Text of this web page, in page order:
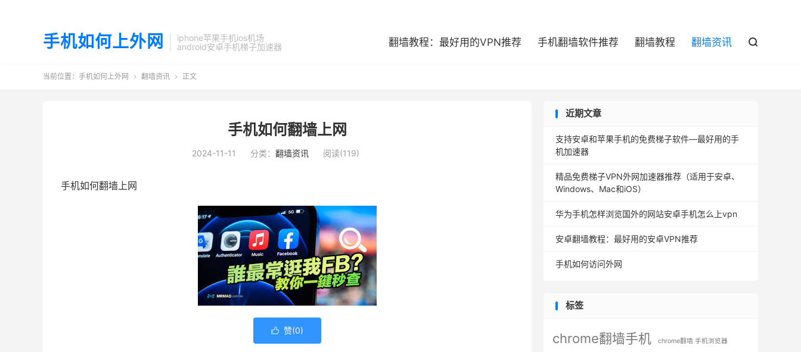
手机如何上外网
iphone苹果手机ios机场
android安卓手机梯子加速器
翻墙教程：最好用的VPN推荐 手机翻墙软件推荐 翻墙教程 翻墙资讯 
当前位置： 手机如何上外网  翻墙资讯  正文
手机如何翻墙上网
2024-11-11 分类： 翻墙资讯 阅读(119)
手机如何翻墙上网
 赞(0)
近期文章
支持安卓和苹果手机的免费梯子软件—最好用的手
机加速器
精品免费梯子VPN外网加速器推荐（适用于安卓、
Windows、Mac和iOS）
华为手机怎样浏览国外的网站安卓手机怎么上vpn
安卓翻墙教程：最好用的安卓VPN推荐
手机如何访问外网
标签
chrome翻墙手机
chrome翻墙 手机浏览器